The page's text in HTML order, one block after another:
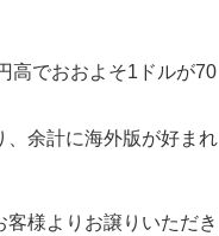
高でおおよそ1ドルが70
、余計に海外版が好まれ
様よりお譲りいただき